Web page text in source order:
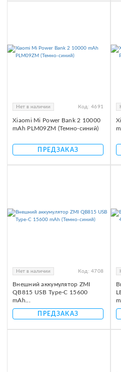
Нет в наличии Код: 4691
Xiaomi Mi Power Bank 2 10000
mAh PLM09ZM (Темно-синий)
ПРЕДЗАКАЗ
Нет в наличии Код: 4708
Внешний аккумулятор ZMI
QB815 USB Type-C 15600
mAh...
ПРЕДЗАКАЗ